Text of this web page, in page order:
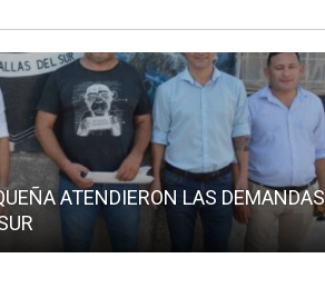
ATENDIERON LAS DEMANDAS